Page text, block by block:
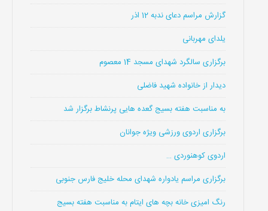
گزارش مراسم دعای ندبه 12 اذر
یلدای مهربانی
برگزاری سالگرد شهدای مسجد 14 معصوم
دیدار از خانواده شهید فاضلی
به مناسبت هفته بسیج گعده هایی پرنشاط برگزار شد
برگزاری اردوی ورزشی ویژه جوانان
اردوی کوهنوردی …
برگزاری مراسم یادواره شهدای محله خلیج فارس جنوبی
رنگ امیزی خانه بچه های ایتام به مناسبت هفته بسیج